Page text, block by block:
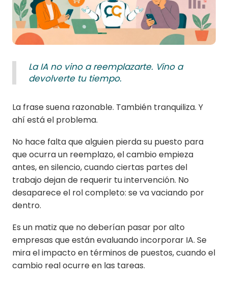
La IA no vino a reemplazarte. Vino a
devolverte tu tiempo.
La frase suena razonable. También tranquiliza. Y
ahí está el problema.
No hace falta que alguien pierda su puesto para
que ocurra un reemplazo, el cambio empieza
antes, en silencio, cuando ciertas partes del
trabajo dejan de requerir tu intervención. No
desaparece el rol completo: se va vaciando por
dentro.
Es un matiz que no deberían pasar por alto
empresas que están evaluando incorporar IA. Se
mira el impacto en términos de puestos, cuando el
cambio real ocurre en las tareas.